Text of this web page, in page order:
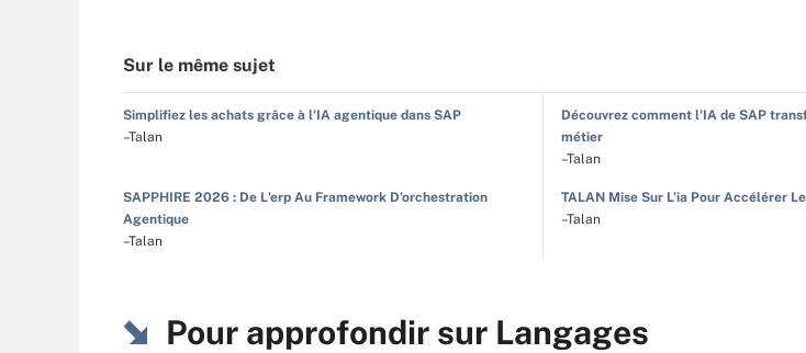
Sur le même sujet
Simplifiez les achats grâce à l'IA agentique dans SAP
–Talan
Découvrez comment l'IA de SAP
métier
–Talan
SAPPHIRE 2026 : De L'erp Au Framework D'orchestration
Agentique
–Talan
TALAN Mise Sur L’ia Pour Accélérer
–Talan
Pour approfondir sur Langages